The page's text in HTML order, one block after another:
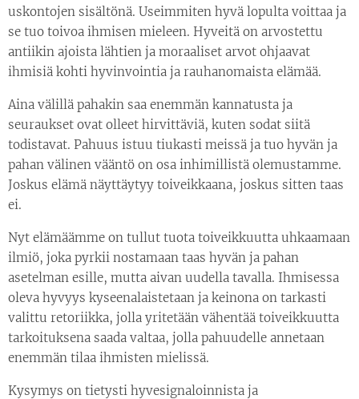
uskontojen sisältönä. Useimmiten hyvä lopulta voittaa ja
se tuo toivoa ihmisen mieleen. Hyveitä on arvostettu
antiikin ajoista lähtien ja moraaliset arvot ohjaavat
ihmisiä kohti hyvinvointia ja rauhanomaista elämää.
Aina välillä pahakin saa enemmän kannatusta ja
seuraukset ovat olleet hirvittäviä, kuten sodat siitä
todistavat. Pahuus istuu tiukasti meissä ja tuo hyvän ja
pahan välinen vääntö on osa inhimillistä olemustamme.
Joskus elämä näyttäytyy toiveikkaana, joskus sitten taas
ei.
Nyt elämäämme on tullut tuota toiveikkuutta uhkaamaan
ilmiö, joka pyrkii nostamaan taas hyvän ja pahan
asetelman esille, mutta aivan uudella tavalla. Ihmisessa
oleva hyvyys kyseenalaistetaan ja keinona on tarkasti
valittu retoriikka, jolla yritetään vähentää toiveikkuutta
tarkoituksena saada valtaa, jolla pahuudelle annetaan
enemmän tilaa ihmisten mielissä.
Kysymys on tietysti hyvesignaloinnista ja